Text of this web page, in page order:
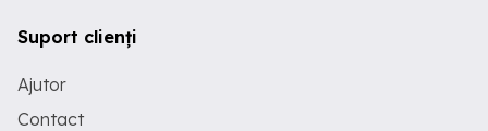
Suport clienți
Ajutor
Contact